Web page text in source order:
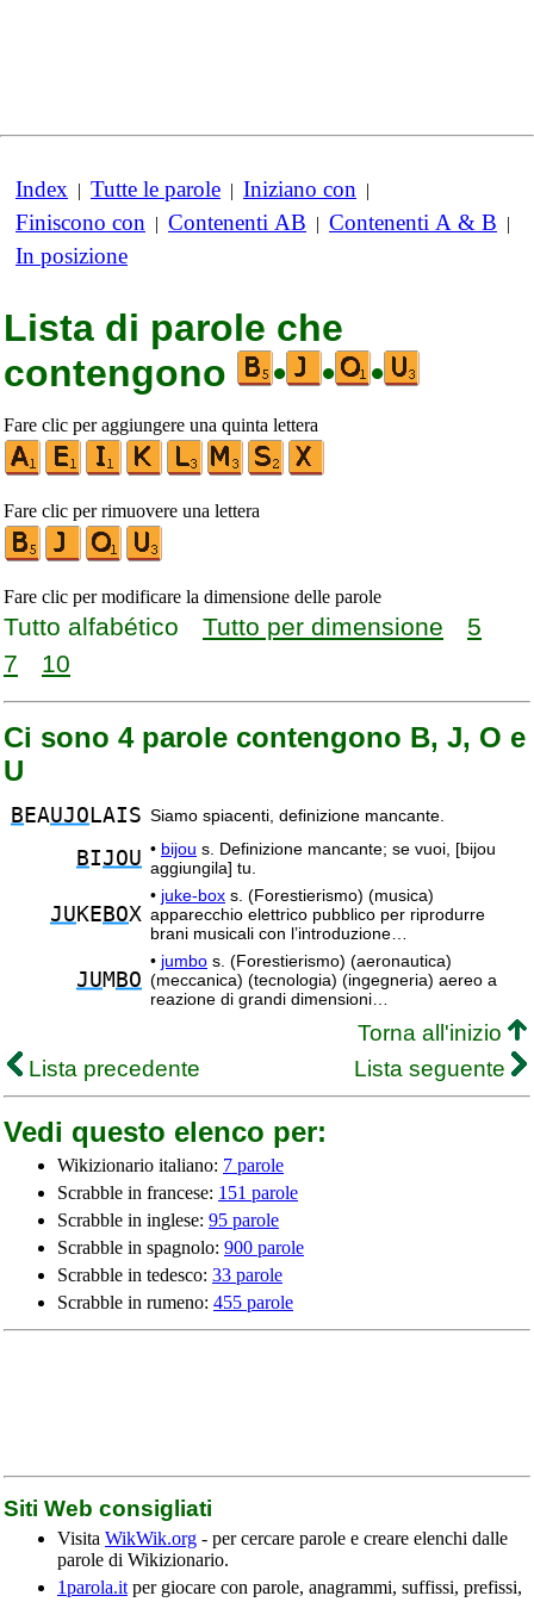
Index | Tutte le parole | Iniziano con |
Finiscono con | Contenenti AB | Contenenti A & B |
In posizione
Lista di parole che
contengono
• • •
Fare clic per aggiungere una quinta lettera
Fare clic per rimuovere una lettera
Fare clic per modificare la dimensione delle parole
Tutto alfabético Tutto per dimensione
5
7
10
Ci sono 4 parole contengono B, J, O e
U
B EAUJO LAIS Siamo spiacenti, definizione mancante.
BIJOU • bijou s. Definizione mancante; se vuoi, [bijou
aggiungila] tu.
JU KE BOX
• juke-box s. (Forestierismo) (musica)
apparecchio elettrico pubblico per riprodurre
brani musicali con l’introduzione…
JUM BO
• jumbo s. (Forestierismo) (aeronautica)
(meccanica) (tecnologia) (ingegneria) aereo a
reazione di grandi dimensioni…
Torna all'inizio
Lista precedente
Lista seguente
Vedi questo elenco per:
Wikizionario italiano: 7 parole
Scrabble in francese: 151 parole
Scrabble in inglese: 95 parole
Scrabble in spagnolo: 900 parole
Scrabble in tedesco: 33 parole
Scrabble in rumeno: 455 parole
Siti Web consigliati
Visita WikWik.org - per cercare parole e creare elenchi dalle
parole di Wikizionario.
1parola.it per giocare con parole, anagrammi, suffissi, prefissi,